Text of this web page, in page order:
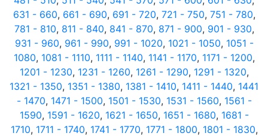
631 - 660, 661 - 690, 691 - 720, 721 - 750, 751 - 780,
781 - 810, 811 - 840, 841 - 870, 871 - 900, 901 - 930,
931 - 960, 961 - 990, 991 - 1020, 1021 - 1050, 1051 -
1080, 1081 - 1110, 1111 - 1140, 1141 - 1170, 1171 - 1200,
1201 - 1230, 1231 - 1260, 1261 - 1290, 1291 - 1320,
1321 - 1350, 1351 - 1380, 1381 - 1410, 1411 - 1440, 1441
- 1470, 1471 - 1500, 1501 - 1530, 1531 - 1560, 1561 -
1590, 1591 - 1620, 1621 - 1650, 1651 - 1680, 1681 -
1710, 1711 - 1740, 1741 - 1770, 1771 - 1800, 1801 - 1830,